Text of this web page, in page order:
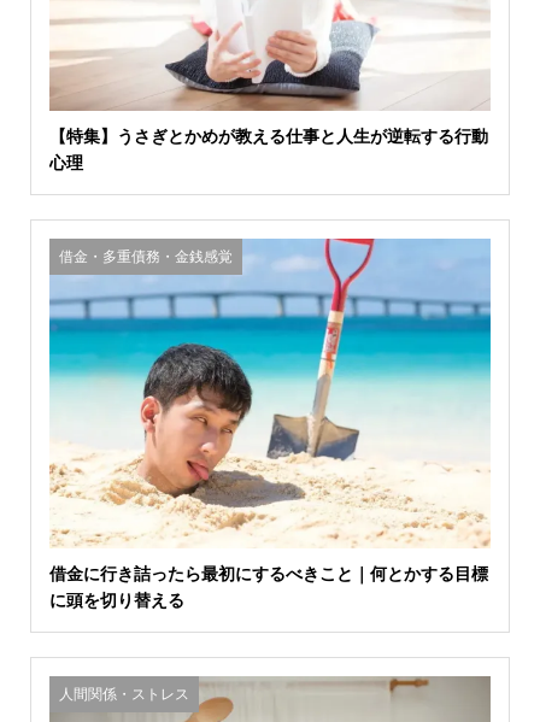
【特集】うさぎとかめが教える仕事と人生が逆転する行動
心理
借金・多重債務・金銭感覚
借金に行き詰ったら最初にするべきこと｜何とかする目標
に頭を切り替える
人間関係・ストレス